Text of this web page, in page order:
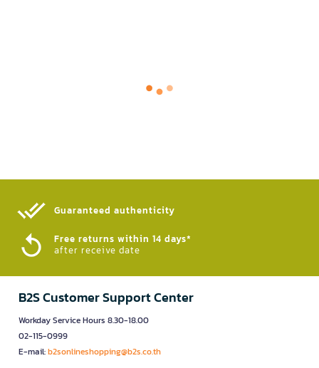
Guaranteed authenticity​
Free returns within 14 days*
after receive date
B2S Customer Support Center
Workday Service Hours 8.30-18.00
02-115-0999
E-mail:b2sonlineshopping@b2s.co.th